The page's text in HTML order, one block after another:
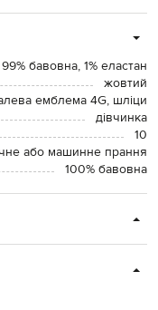
99% бавовна, 1% еластан
жовтий
емблема 4G, шліци
дівчинка
10
або машинне прання
100% бавовна